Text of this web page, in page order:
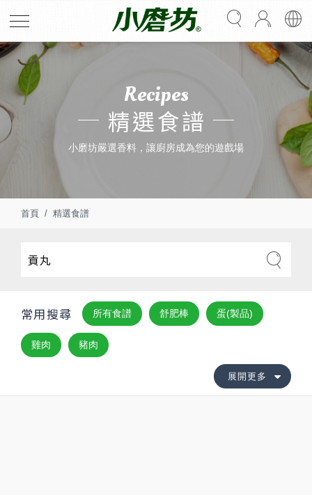
Recipes
精選食譜
小磨坊嚴選香料，讓廚房成為您的遊戲場
首頁 精選食譜
常用搜尋 所有食譜 舒肥棒 蛋(製品)
雞肉 豬肉
展開更多